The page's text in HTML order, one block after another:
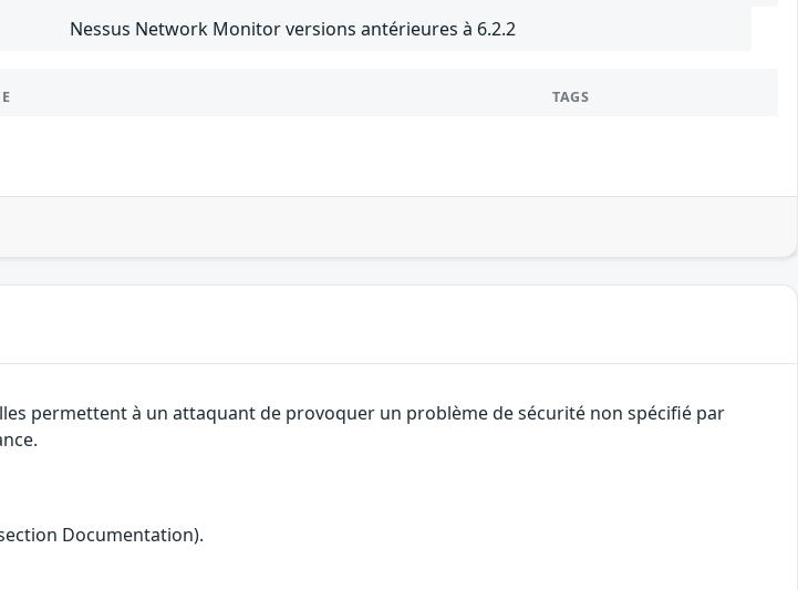
Nessus Network Monitor versions antérieures à 6.2.2
TAGS
permettent à un attaquant de provoquer un problème de sécurité non spécifié par
Documentation).